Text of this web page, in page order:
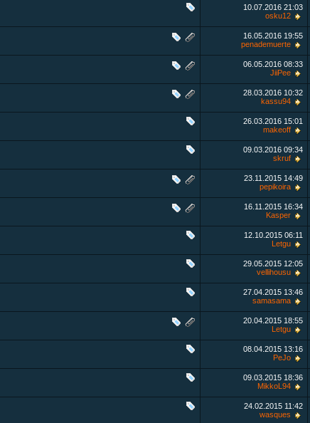
10.07.2016 21:03
osku12
16.05.2016 19:55
penademuerte
06.05.2016 08:33
JiiPee
28.03.2016 10:32
kassu94
26.03.2016 15:01
makeoff
09.03.2016 09:34
skruf
23.11.2015 14:49
pepikoira
16.11.2015 16:34
Kasper
12.10.2015 06:11
Letgu
29.05.2015 12:05
vellihousu
27.04.2015 13:46
samasama
20.04.2015 18:55
Letgu
08.04.2015 13:16
PeJo
09.03.2015 18:36
MikkoL94
24.02.2015 11:42
wasques